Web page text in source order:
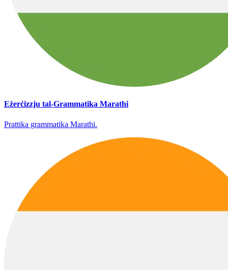
Eżerċizzju tal-Grammatika Marathi
Prattika grammatika Marathi.